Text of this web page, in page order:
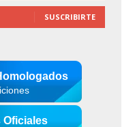
SUSCRIBIRTE
Oficiales